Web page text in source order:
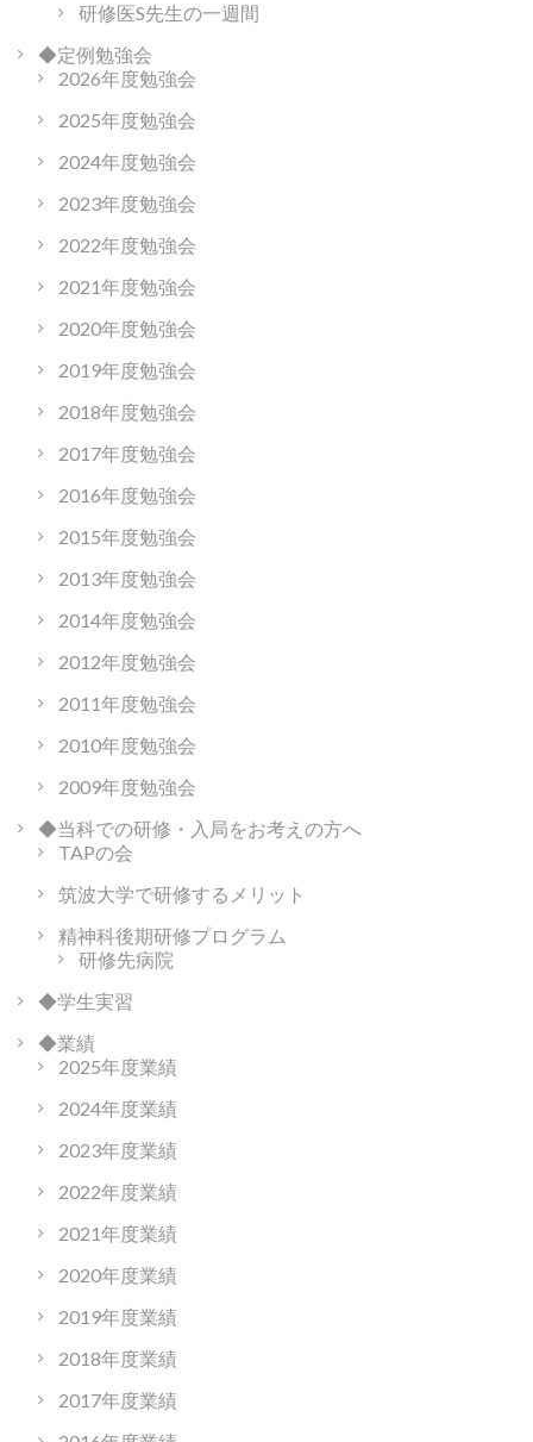
研修医S先生の一週間
◆定例勉強会
2026年度勉強会
2025年度勉強会
2024年度勉強会
2023年度勉強会
2022年度勉強会
2021年度勉強会
2020年度勉強会
2019年度勉強会
2018年度勉強会
2017年度勉強会
2016年度勉強会
2015年度勉強会
2013年度勉強会
2014年度勉強会
2012年度勉強会
2011年度勉強会
2010年度勉強会
2009年度勉強会
◆当科での研修・入局をお考えの方へ
TAPの会
筑波大学で研修するメリット
精神科後期研修プログラム
研修先病院
◆学生実習
◆業績
2025年度業績
2024年度業績
2023年度業績
2022年度業績
2021年度業績
2020年度業績
2019年度業績
2018年度業績
2017年度業績